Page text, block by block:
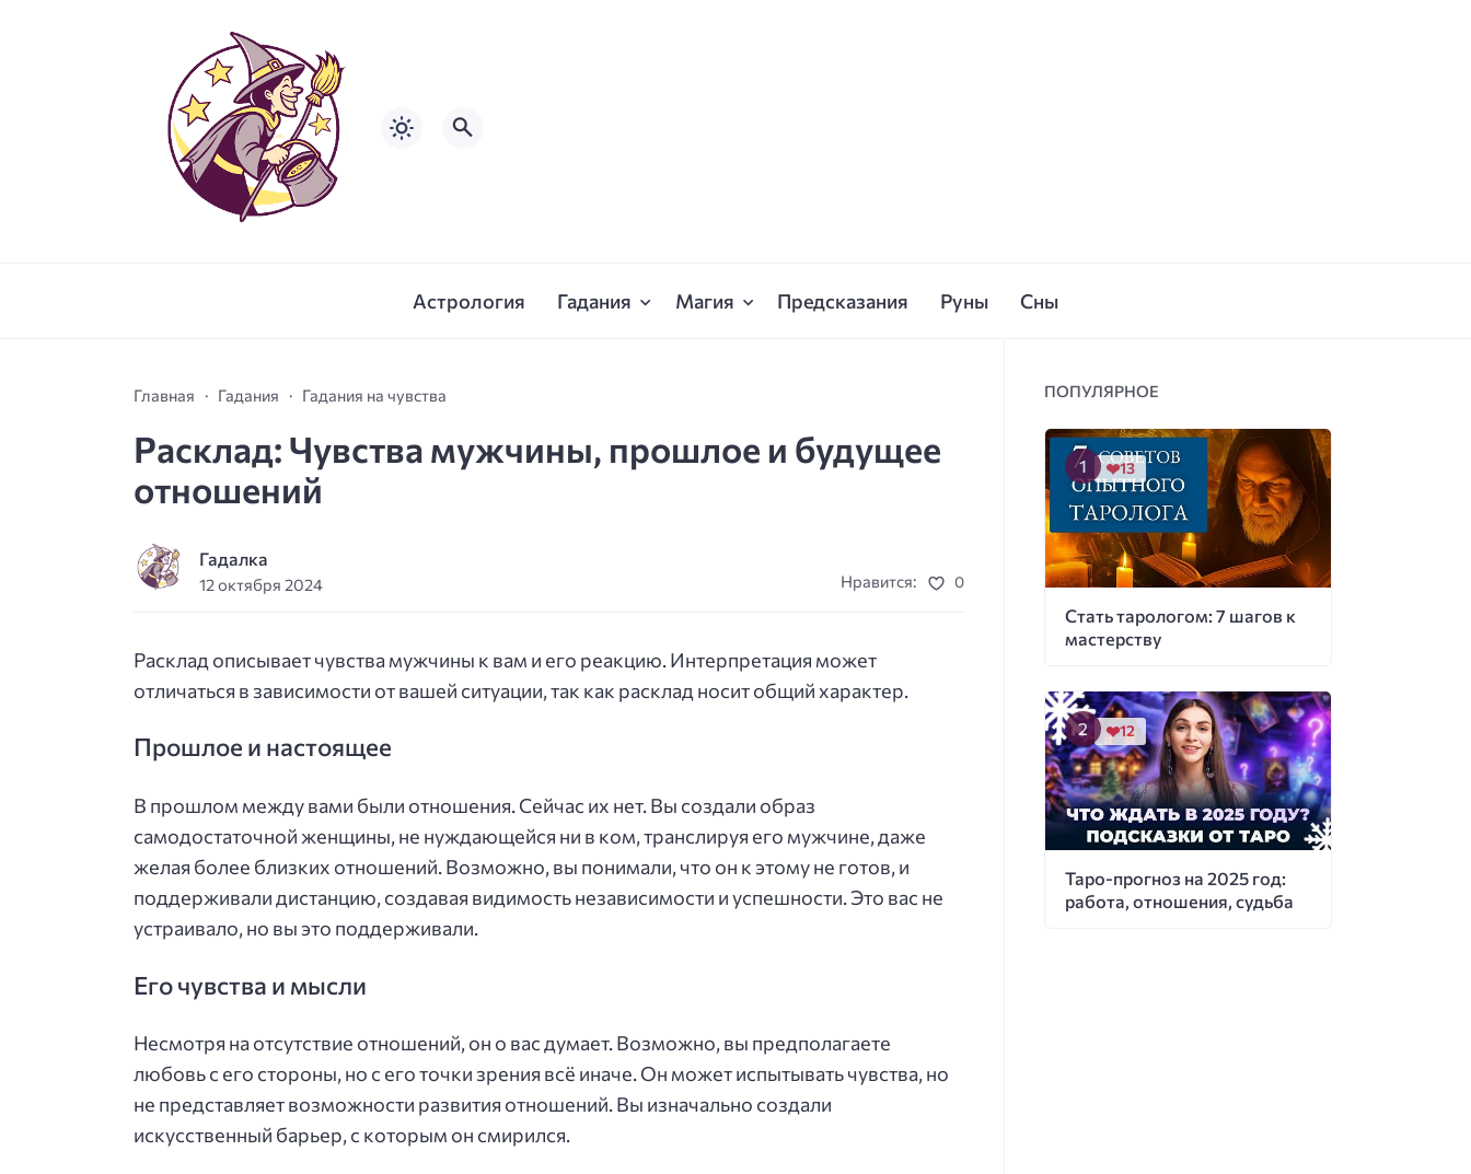
Астрология Гадания Магия Предсказания Руны Сны
Главная Гадания Гадания на чувства
Расклад: Чувства мужчины, прошлое и будущее
отношений
Гадалка
12 октября 2024 Нравится: 0
Расклад описывает чувства мужчины к вам и его реакцию. Интерпретация может
отличаться в зависимости от вашей ситуации, так как расклад носит общий характер.
Прошлое и настоящее
В прошлом между вами были отношения. Сейчас их нет. Вы создали образ
самодостаточной женщины, не нуждающейся ни в ком, транслируя его мужчине, даже
желая более близких отношений. Возможно, вы понимали, что он к этому не готов, и
поддерживали дистанцию, создавая видимость независимости и успешности. Это вас не
устраивало, но вы это поддерживали.
Его чувства и мысли
Несмотря на отсутствие отношений, он о вас думает. Возможно, вы предполагаете
любовь с его стороны, но с его точки зрения всё иначе. Он может испытывать чувства, но
не представляет возможности развития отношений. Вы изначально создали
искусственный барьер, с которым он смирился.
ПОПУЛЯРНОЕ
Стать тарологом: 7 шагов к
мастерству
13
Таро-прогноз на 2025 год:
работа, отношения, судьба
12